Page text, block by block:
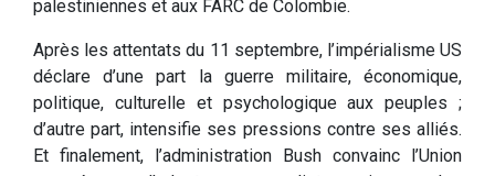
palestiniennes et aux FARC de Colombie.
Après les attentats du 11 septembre, l’impérialisme US
déclare d’une part la guerre militaire, économique,
politique, culturelle et psychologique aux peuples ;
d’autre part, intensifie ses pressions contre ses alliés.
Et finalement, l’administration Bush convainc l’Union